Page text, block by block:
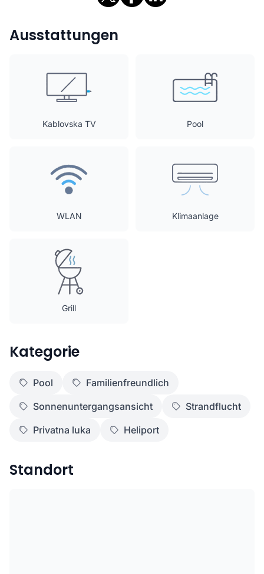
Ausstattungen
Kablovska TV Pool
WLAN Klimaanlage
Grill
Kategorie
Pool
Familienfreundlich
Sonnenuntergangsansicht
Strandflucht
Privatna luka
Heliport
Standort